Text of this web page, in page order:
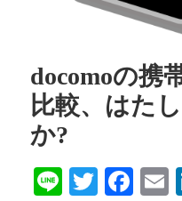
docomoの携
比較、はた
か?
LineTwitter